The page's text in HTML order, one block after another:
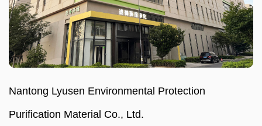
Nantong Lyusen Environmental Protection
Purification Material Co., Ltd.